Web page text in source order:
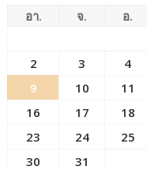
อา. จ. อ.
2
3 4
9
10 11
16
17 18
23
24 25
30
31